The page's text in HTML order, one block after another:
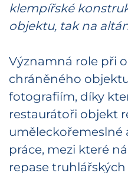
klempířské
objektu, tak na
Významná role při
chráněného
fotografiím, díky
restaurátoři objekt
uměleckořemeslné
práce, mezi které
repase